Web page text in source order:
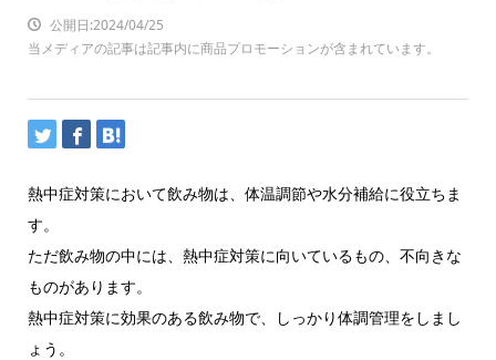
公開日:2024/04/25
当メディアの記事は記事内に商品プロモーションが含まれています。
熱中症対策において飲み物は、体温調節や水分補給に役立ちま
す。
ただ飲み物の中には、熱中症対策に向いているもの、不向きな
ものがあります。
熱中症対策に効果のある飲み物で、しっかり体調管理をしまし
ょう。